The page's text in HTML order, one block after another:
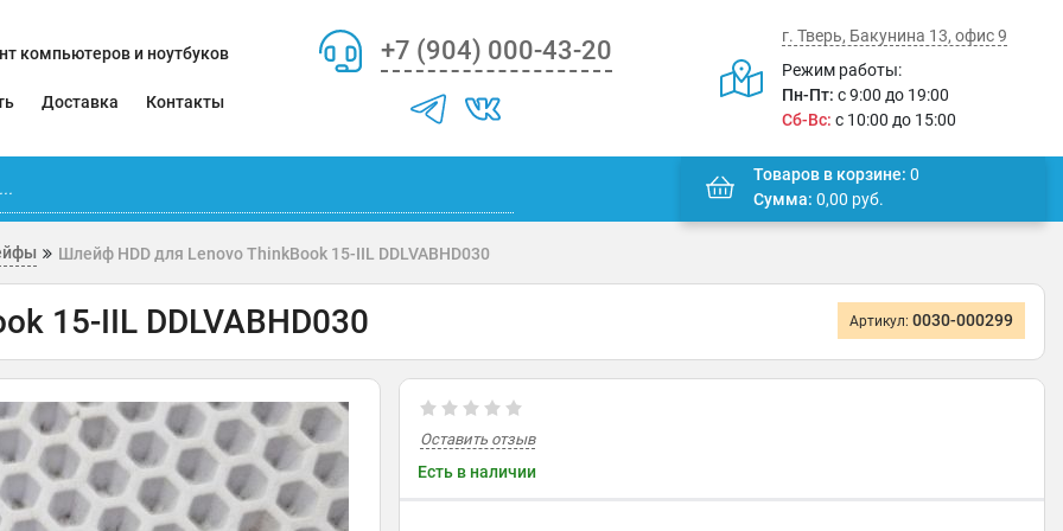
компьютеров и ноутбуков
Доставка Контакты
+7 (904) 000-43-20
г. Тверь, Бакунина 13, офис 9
Режим работы:
Пн-Пт: с 9:00 до 19:00
Сб-Вс: с 10:00 до 15:00
Товаров в корзине: 0
Сумма: 0,00 руб.
Шлейф HDD для Lenovo ThinkBook 15-IIL DDLVABHD030
15-IIL DDLVABHD030 Артикул: 0030-000299
Оставить отзыв
Есть в наличии